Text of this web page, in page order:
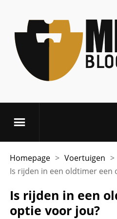
Homepage > Voertuigen >
Is rijden in een oldtimer een
Is rijden in een
optie voor jou?